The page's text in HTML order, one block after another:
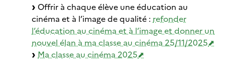
Offrir à chaque élève une éducation au
cinéma et à l’image de qualité : refonder
l’éducation au cinéma et à l’image et donner un
nouvel élan à ma classe au cinéma 25/11/2025
Ma classe au cinéma 2025